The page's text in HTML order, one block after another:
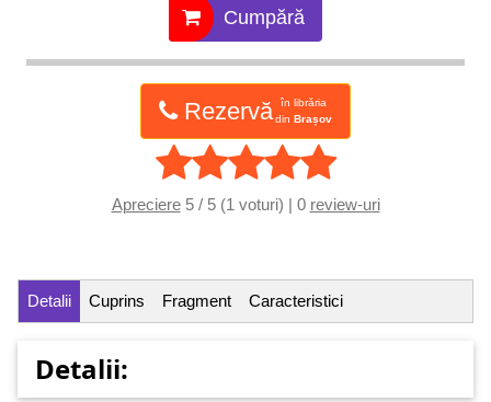
Cumpără
Rezervă
în librăria
din Brașov
Apreciere5 / 5 (1 voturi) | 0 review-uri
Detalii Cuprins Fragment Caracteristici
Detalii: